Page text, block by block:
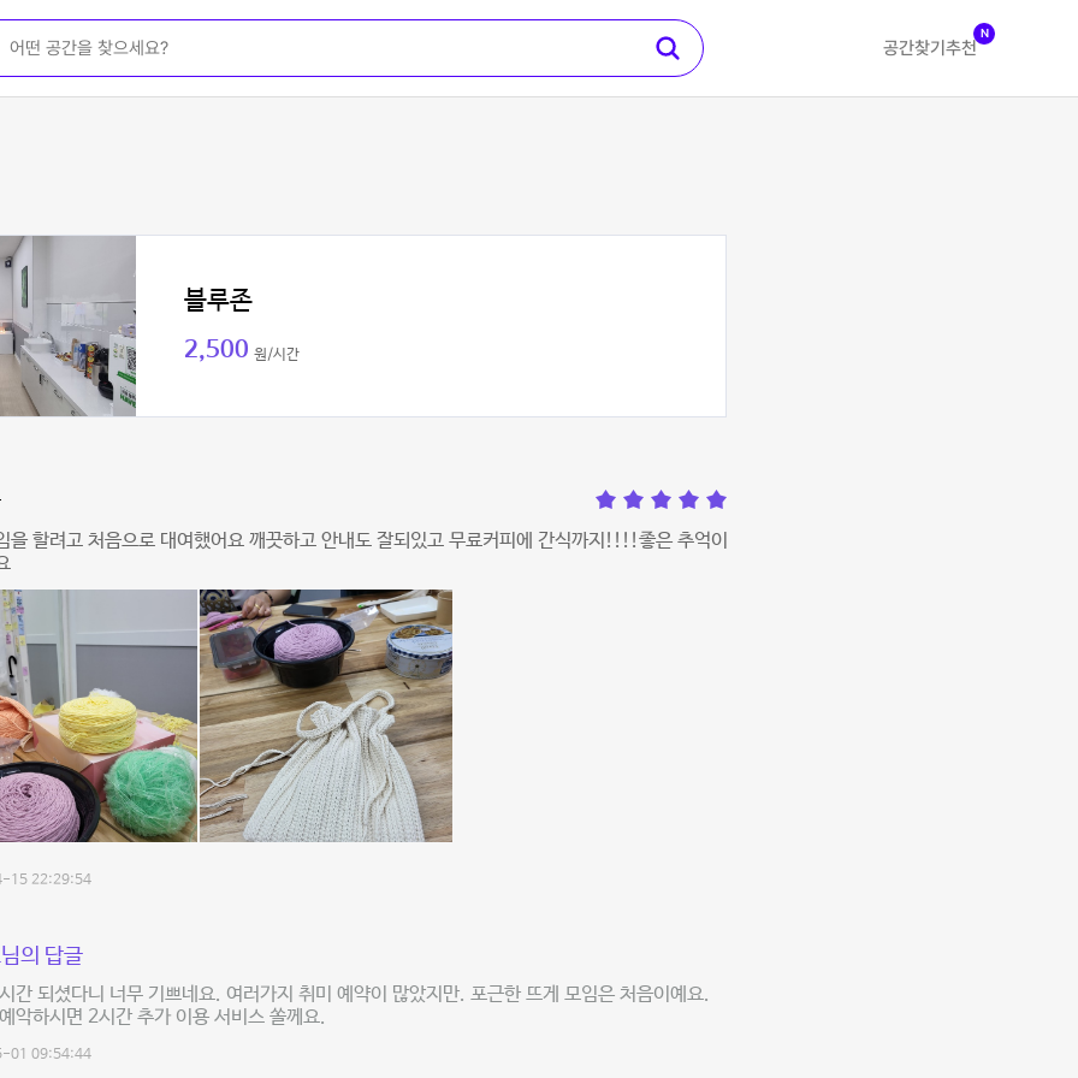
공간찾기 추천
N
블루존
2,500 원/시간
을 할려고 처음으로 대여했어요 깨끗하고 안내도 잘되있고 무료커피에 간식까지!!!!좋은 추억이
15 22:29:54
의 답글
간 되셨다니 너무 기쁘네요. 여러가지 취미 예약이 많았지만. 포근한 뜨게 모임은 처음이예요.
악하시면 2시간 추가 이용 서비스 쏠께요.
01 09:54:44